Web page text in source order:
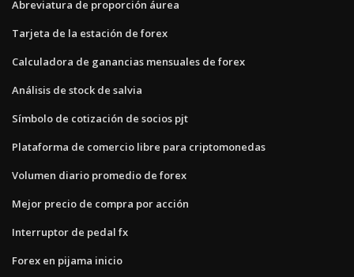
Abreviatura de proporción áurea
Tarjeta de la estación de forex
Calculadora de ganancias mensuales de forex
Análisis de stock de salvia
Símbolo de cotización de socios pjt
Plataforma de comercio libre para criptomonedas
Volumen diario promedio de forex
Mejor precio de compra por acción
Interruptor de pedal fx
Forex en pijama inicio